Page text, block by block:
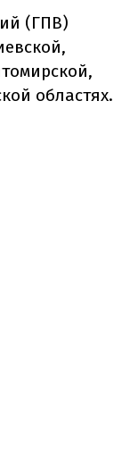
(ГПВ)
областях.